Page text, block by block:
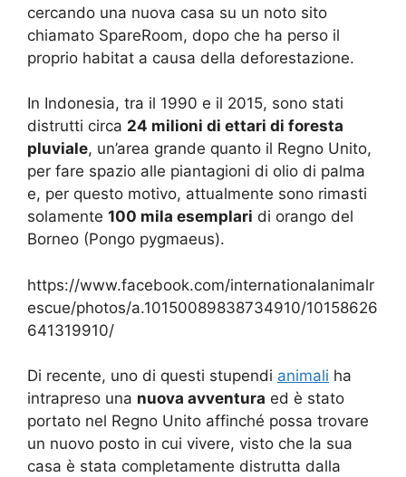
cercando una nuova casa su un noto sito
chiamato SpareRoom, dopo che ha perso il
proprio habitat a causa della deforestazione.
In Indonesia, tra il 1990 e il 2015, sono stati
distrutti circa 24 milioni di ettari di foresta
pluviale, un’area grande quanto il Regno Unito,
per fare spazio alle piantagioni di olio di palma
e, per questo motivo, attualmente sono rimasti
solamente 100 mila esemplari di orango del
Borneo (Pongo pygmaeus).
https://www.facebook.com/internationalanimalr
escue/photos/a.10150089838734910/10158626
641319910/
Di recente, uno di questi stupendi animali ha
intrapreso una nuova avventura ed è stato
portato nel Regno Unito affinché possa trovare
un nuovo posto in cui vivere, visto che la sua
casa è stata completamente distrutta dalla